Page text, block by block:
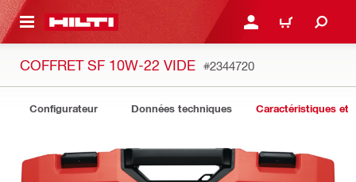
CONTENT CONNEXION OU
PANIER
COFFRET SF 10W-22 VIDE #2344720
Configurateur Données techniques Caractéristiques et